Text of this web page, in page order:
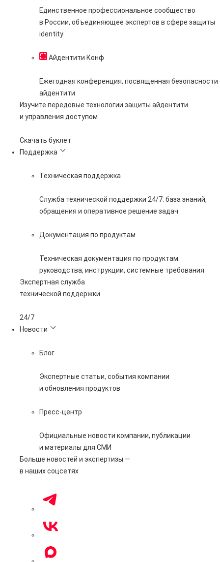
Единственное профессиональное сообщество
в России, объединяющее экспертов в сфере защиты
identity
Айдентити Конф
Ежегодная конференция, посвященная безопасности
айдентити
Изучите передовые технологии защиты айдентити
и управления доступом
Скачать буклет
Поддержка
Техническая поддержка
Служба технической поддержки 24/7: база знаний,
обращения и оперативное решение задач
Документация по продуктам
Техническая документация по продуктам:
руководства, инструкции, системные требования
Экспертная служба
технической поддержки
365 дней
Новости
Блог
Экспертные статьи, события компании
и обновления продуктов
Пресс-центр
Официальные новости компании, публикации
и материалы для СМИ
Больше новостей и экспертизы —
в наших соцсетях